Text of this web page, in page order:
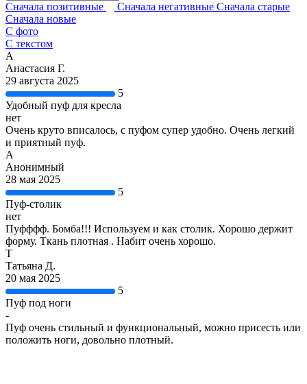
Сначала позитивные Сначала негативные Сначала старые
Сначала новые
С фото
С текстом
А
Анастасия Г.
29 августа 2025
5
Удобный пуф для кресла
нет
Очень круто вписалось, с пуфом супер удобно. Очень легкий
и приятный пуф.
А
Анонимный
28 мая 2025
5
Пуф-столик
нет
Пуфффф. Бомба!!! Используем и как столик. Хорошо держит
форму. Ткань плотная . Набит очень хорошо.
Т
Татьяна Д.
20 мая 2025
5
Пуф под ноги
-
Пуф очень стильный и функциональный, можно присесть или
положить ноги, довольно плотный.